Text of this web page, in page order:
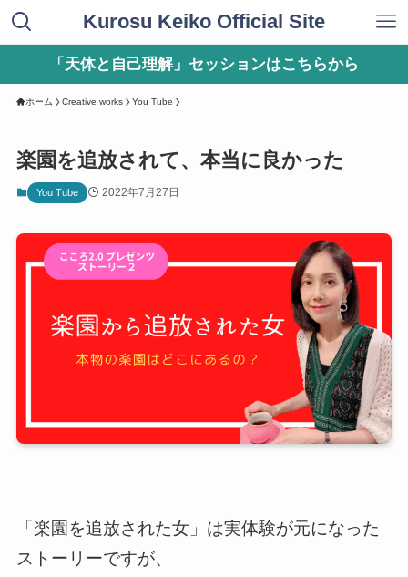
Kurosu Keiko Official Site
「天体と自己理解」セッションはこちらから
ホーム Creative works You Tube
楽園を追放されて、本当に良かった
You Tube 2022年7月27日
「楽園を追放された女」は実体験が元になった
ストーリーですが、